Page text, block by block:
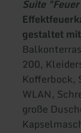
Suite
gestaltet
200,
Kofferbock,
WLAN,
große